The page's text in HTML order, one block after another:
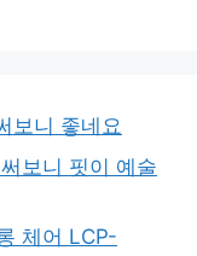
보니 좋네요
보니 핏이 예술
체어 LCP-